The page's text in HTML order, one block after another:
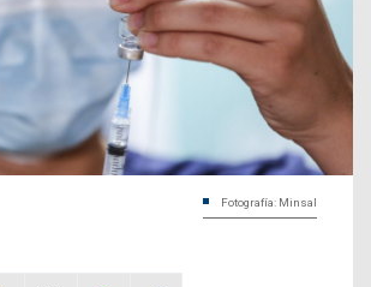
Fotografía: Minsal